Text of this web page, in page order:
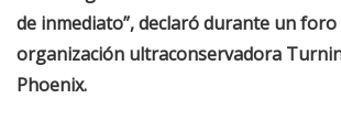
de inmediato”, declaró durante un foro
organización ultraconservadora
Phoenix.